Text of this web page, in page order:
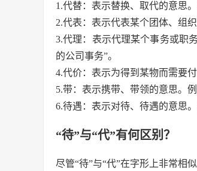
1.代替：表示替换、取代的意思
2.代表：表示代表某个团体、组
3.代理：表示代理某个事务或职
的公司事务”。
4.代价：表示为得到某物而需要
5.带：表示携带、带领的意思。
6.待遇：表示对待、待遇的意思
“待”与“代”有何区别？
尽管“待”与“代”在字形上非常相